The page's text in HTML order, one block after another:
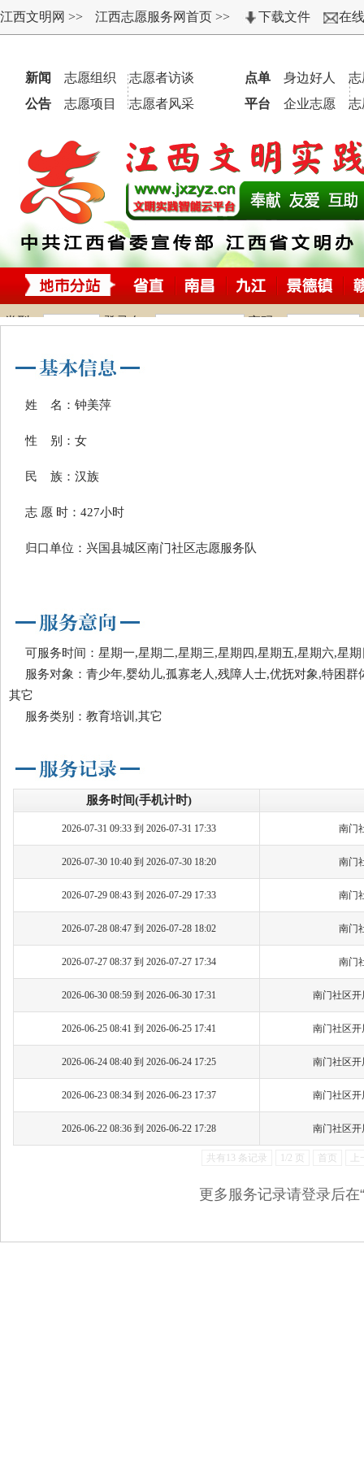
姓 名：钟美萍
性 别：女
民 族：汉族
志 愿 时：427小时
归口单位：兴国县城区南门社区志愿服务队
可服务时间：星期一,星期二,星期三,星期四,星期五,星期六,星期
服务对象：青少年,婴幼儿,孤寡老人,残障人士,优抚对象,特困群
其它
服务类别：教育培训,其它